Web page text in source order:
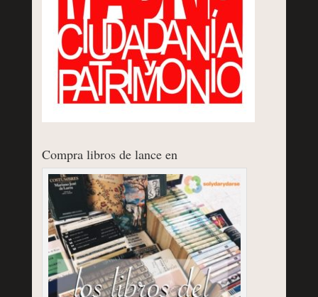
Compra libros de lance en